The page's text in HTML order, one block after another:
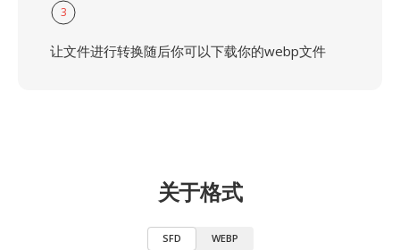
3
让文件进行转换随后你可以下载你的webp文件
关于格式
SFD WEBP